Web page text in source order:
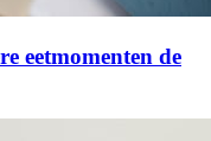
eetmomenten de